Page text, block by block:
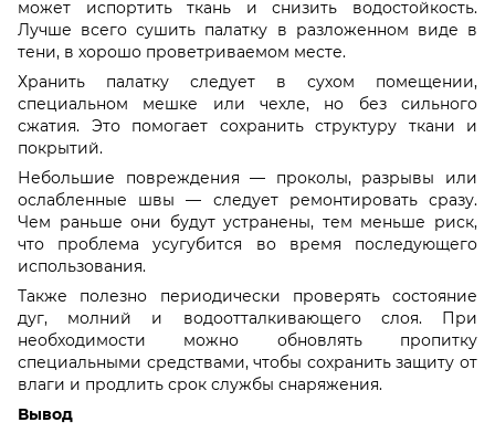
может испортить ткань и снизить водостойкость.
Лучше всего сушить палатку в разложенном виде в
тени, в хорошо проветриваемом месте.
Хранить палатку следует в сухом помещении,
специальном мешке или чехле, но без сильного
сжатия. Это помогает сохранить структуру ткани и
покрытий.
Небольшие повреждения — проколы, разрывы или
ослабленные швы — следует ремонтировать сразу.
Чем раньше они будут устранены, тем меньше риск,
что проблема усугубится во время последующего
использования.
Также полезно периодически проверять состояние
дуг, молний и водоотталкивающего слоя. При
необходимости можно обновлять пропитку
специальными средствами, чтобы сохранить защиту от
влаги и продлить срок службы снаряжения.
Вывод